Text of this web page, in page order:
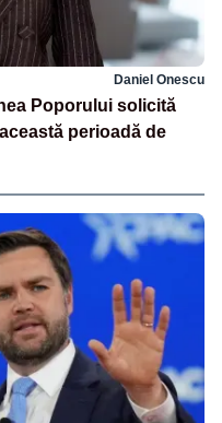
Daniel Onescu
Poporului solicită
perioadă de